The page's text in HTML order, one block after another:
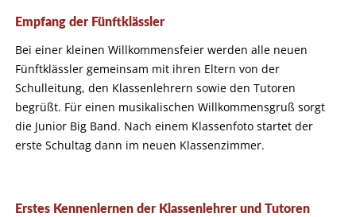
Empfang der Fünftklässler
Bei einer kleinen Willkommensfeier werden alle neuen
Fünftklässler gemeinsam mit ihren Eltern von der
Schulleitung, den Klassenlehrern sowie den Tutoren
begrüßt. Für einen musikalischen Willkommensgruß sorgt
die Junior Big Band. Nach einem Klassenfoto startet der
erste Schultag dann im neuen Klassenzimmer.
Erstes Kennenlernen der Klassenlehrer und Tutoren